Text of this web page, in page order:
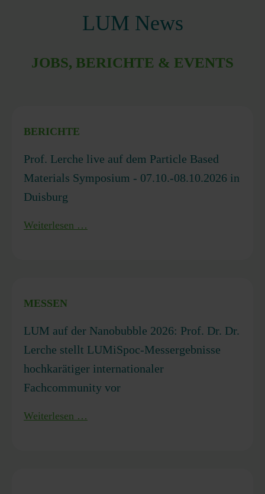
LUM News
JOBS, BERICHTE & EVENTS
BERICHTE
Prof. Lerche live auf dem Particle Based
Materials Symposium - 07.10.-08.10.2026 in
Duisburg
Weiterlesen …
Materials
Symposium
-
07.10.-08.10.2026
MESSEN
LUM auf der Nanobubble 2026: Prof. Dr. Dr.
Lerche stellt LUMiSpoc-Messergebnisse
hochkarätiger internationaler
Fachcommunity vor
Weiterlesen …